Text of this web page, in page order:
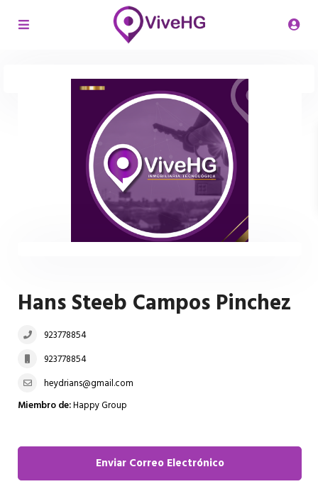
Hans Steeb Campos Pinchez
923778854
923778854
heydrians@gmail.com
Miembro de:Happy Group
Enviar Correo Electrónico